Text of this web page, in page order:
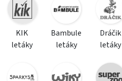
KIK
letáky
Bambule
letáky
Dráčik
letáky